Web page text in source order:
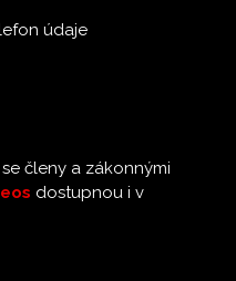
údaje
členy a zákonnými
eos dostupnou i v